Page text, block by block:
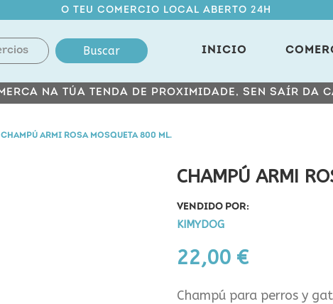
O TEU COMERCIO LOCAL ABERTO 24H
Buscar INICIO
NA TÚA TENDA DE PROXIMIDADE, SEN SAÍR DA
CHAMPÚ ARMI ROSA MOSQUETA 800 ML.
CHAMPÚ ARMI
VENDIDO POR:
KIMYDOG
22,00 €
Champú para perros y